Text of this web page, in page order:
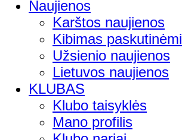
Naujienos
Karštos naujienos
Kibimas
Užsienio naujienos
Lietuvos naujienos
KLUBAS
Klubo taisyklės
Mano profilis